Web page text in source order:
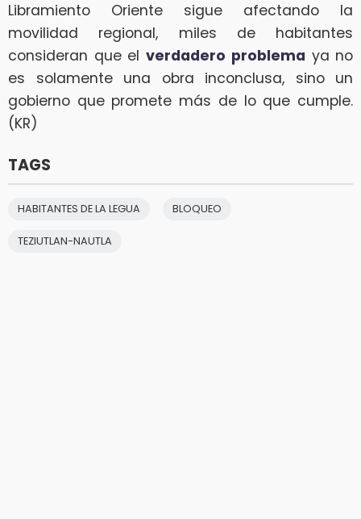
Libramiento Oriente sigue afectando la
movilidad regional, miles de habitantes
consideran que el verdadero problema ya no
es solamente una obra inconclusa, sino un
gobierno que promete más de lo que cumple.
(KR)
TAGS
HABITANTES DE LA LEGUA BLOQUEO
TEZIUTLAN-NAUTLA